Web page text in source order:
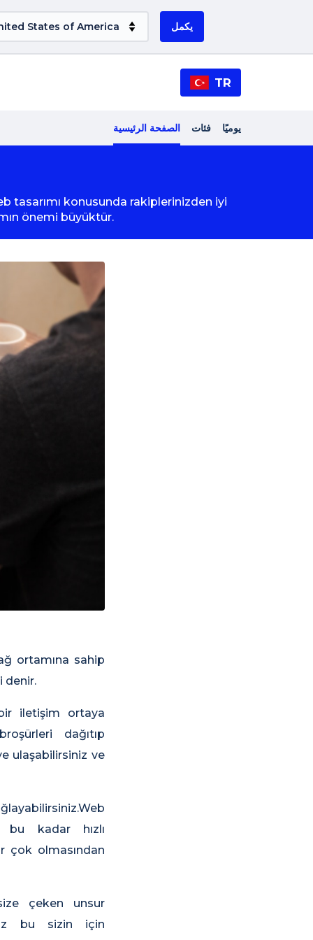
يكمل
TR
الصفحة الرئيسية فئات يوميًا
tasarımı konusunda rakiplerinizden iyi
önemi büyüktür.
ortamına sahip
denir.
iletişim ortaya
dağıtıp
ulaşabilirsiniz ve
bu kadar hızlı
çok olmasından
çeken unsur
bu sizin için